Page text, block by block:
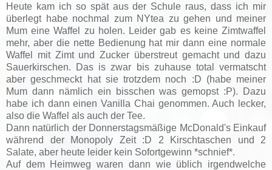
Heute kam ich so spät aus der Schule raus, dass ich mir
überlegt habe nochmal zum NYtea zu gehen und meiner
Mum eine Waffel zu holen. Leider gab es keine Zimtwaffel
mehr, aber die nette Bedienung hat mir dann eine normale
Waffel mit Zimt und Zucker überstreut gemacht und dazu
Sauerkirschen. Das is zwar bis zuhause total vermatscht
aber geschmeckt hat sie trotzdem noch :D (habe meiner
Mum dann nämlich ein bisschen was gemopst :P). Dazu
habe ich dann einen Vanilla Chai genommen. Auch lecker,
also die Waffel als auch der Tee.
Dann natürlich der Donnerstagsmäßige McDonald's Einkauf
während der Monopoly Zeit :D 2 Kirschtaschen und 2
Salate, aber heute leider kein Sofortgewinn *schnief*.
Auf dem Heimweg waren dann wie üblich irgendwelche